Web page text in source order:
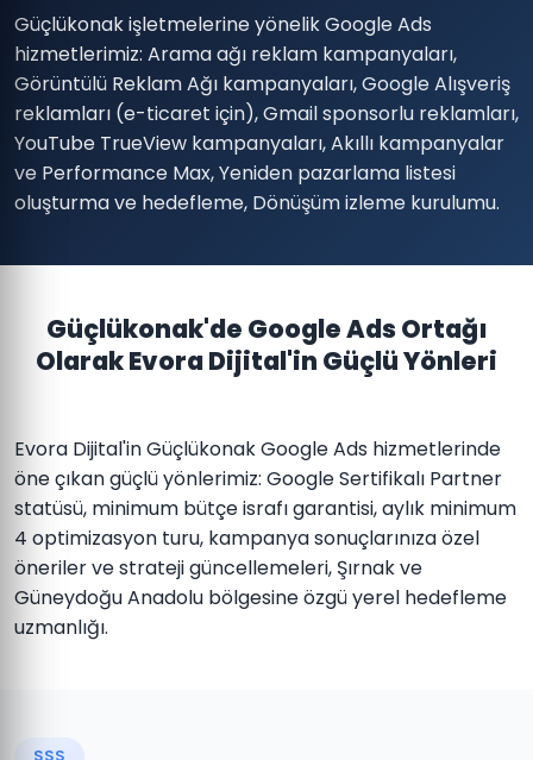
Güçlükonak işletmelerine yönelik Google Ads
hizmetlerimiz: Arama ağı reklam kampanyaları,
Görüntülü Reklam Ağı kampanyaları, Google Alışveriş
reklamları (e-ticaret için), Gmail sponsorlu reklamları,
YouTube TrueView kampanyaları, Akıllı kampanyalar
ve Performance Max, Yeniden pazarlama listesi
oluşturma ve hedefleme, Dönüşüm izleme kurulumu.
Güçlükonak'de Google Ads Ortağı
Olarak Evora Dijital'in Güçlü Yönleri
Evora Dijital'in Güçlükonak Google Ads hizmetlerinde
öne çıkan güçlü yönlerimiz: Google Sertifikalı Partner
statüsü, minimum bütçe israfı garantisi, aylık minimum
4 optimizasyon turu, kampanya sonuçlarınıza özel
öneriler ve strateji güncellemeleri, Şırnak ve
Güneydoğu Anadolu bölgesine özgü yerel hedefleme
uzmanlığı.